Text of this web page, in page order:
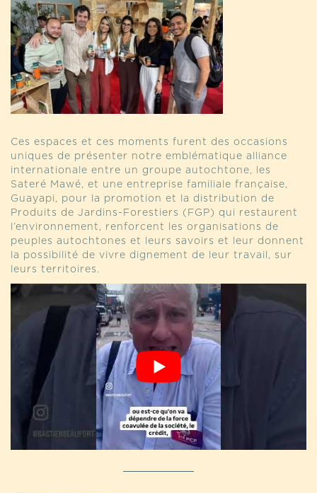
Ces espaces et ces moments furent des occasions
uniques de présenter notre emblématique alliance
internationale entre un groupe autochtone, les
Sateré Mawé, et une entreprise familiale française,
Guayapi, pour la promotion et la distribution de
Produits de Jardins-Forestiers (FGP) qui restaurent
l’environnement, renforcent les organisations de
peuples autochtones et leurs savoirs et leur donnent
la possibilité de vivre dignement de leur travail, sur
leurs territoires.